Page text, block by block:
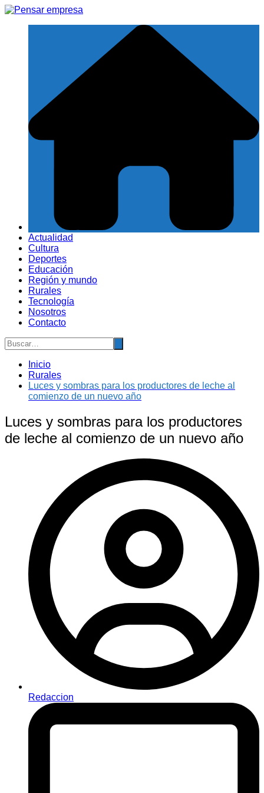
Saltar
Actualidad
Cultura
Deportes
Educación
Región y mundo
Rurales
Tecnología
Nosotros
Contacto
Inicio
Rurales
Luces y sombras para los productores de leche al
comienzo de un nuevo año
Luces y sombras para los productores
de leche al comienzo de un nuevo año
Redaccion